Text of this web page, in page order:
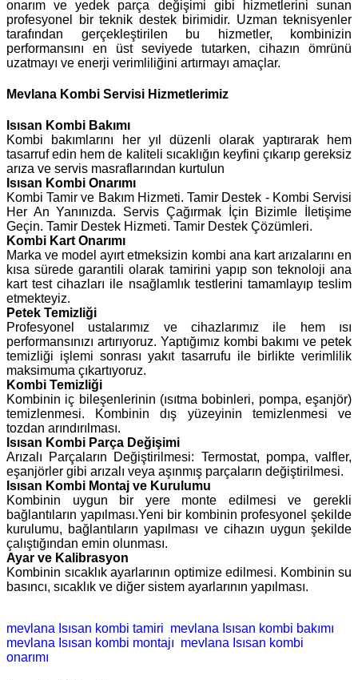
onarım ve yedek parça değişimi gibi hizmetlerini sunan
profesyonel bir teknik destek birimidir. Uzman teknisyenler
tarafından gerçekleştirilen bu hizmetler, kombinizin
performansını en üst seviyede tutarken, cihazın ömrünü
uzatmayı ve enerji verimliliğini artırmayı amaçlar.
Mevlana Kombi Servisi Hizmetlerimiz
Isısan Kombi Bakımı
Kombi bakımlarını her yıl düzenli olarak yaptırarak hem
tasarruf edin hem de kaliteli sıcaklığın keyfini çıkarıp gereksiz
arıza ve servis masraflarından kurtulun
Isısan Kombi Onarımı
Kombi Tamir ve Bakım Hizmeti. Tamir Destek - Kombi Servisi
Her An Yanınızda. Servis Çağırmak İçin Bizimle İletişime
Geçin. Tamir Destek Hizmeti. Tamir Destek Çözümleri.
Kombi Kart Onarımı
Marka ve model ayırt etmeksizin kombi ana kart arızalarını en
kısa sürede garantili olarak tamirini yapıp son teknoloji ana
kart test cihazları ile nsağlamlık testlerini tamamlayıp teslim
etmekteyiz.
Petek Temizliği
Profesyonel ustalarımız ve cihazlarımız ile hem ısı
performansınızı artırıyoruz. Yaptığımız kombi bakımı ve petek
temizliği işlemi sonrası yakıt tasarrufu ile birlikte verimlilik
maksimuma çıkartıyoruz.
Kombi Temizliği
Kombinin iç bileşenlerinin (ısıtma bobinleri, pompa, eşanjör)
temizlenmesi. Kombinin dış yüzeyinin temizlenmesi ve
tozdan arındırılması.
Isısan Kombi Parça Değişimi
Arızalı Parçaların Değiştirilmesi: Termostat, pompa, valfler,
eşanjörler gibi arızalı veya aşınmış parçaların değiştirilmesi.
Isısan Kombi Montaj ve Kurulumu
Kombinin uygun bir yere monte edilmesi ve gerekli
bağlantıların yapılması.Yeni bir kombinin profesyonel şekilde
kurulumu, bağlantıların yapılması ve cihazın uygun şekilde
çalıştığından emin olunması.
Ayar ve Kalibrasyon
Kombinin sıcaklık ayarlarının optimize edilmesi. Kombinin su
basıncı, sıcaklık ve diğer sistem ayarlarının yapılması.
mevlana Isısan kombi tamiri mevlana Isısan kombi bakımı
mevlana Isısan kombi montajı mevlana Isısan kombi
onarımı